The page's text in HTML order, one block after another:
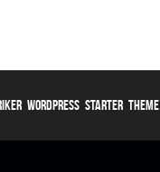
WordPress Starter Theme